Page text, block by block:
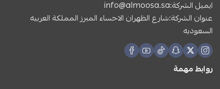
ايميل الشركة:info@almoosa.sa
عنوان الشركة:شارع الظهران الاحساء المبرز المملكة العربيه
السعوديه
روابط مهمة